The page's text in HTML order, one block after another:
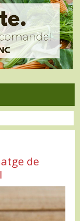
de